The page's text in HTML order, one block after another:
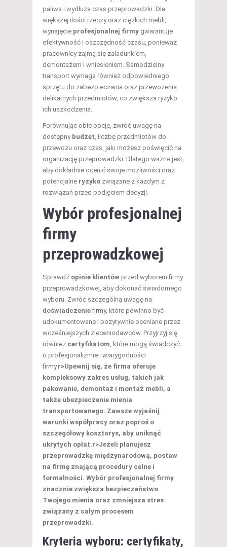
paliwa i wydłuża czas przeprowadzki. Dla
większej ilości rzeczy oraz ciężkich mebli,
wynajęcie profesjonalnej firmy gwarantuje
efektywność i oszczędność czasu, ponieważ
pracownicy zajmą się załadunkiem,
demontażem i wniesieniem. Samodzielny
transport wymaga również odpowiedniego
sprzętu do zabezpieczania oraz przewożenia
delikatnych przedmiotów, co zwiększa ryzyko
ich uszkodzenia.
Porównując obie opcje, zwróć uwagę na
dostępny budżet, liczbę przedmiotów do
przewozu oraz czas, jaki możesz poświęcić na
organizację przeprowadzki. Dlatego ważne jest,
aby dokładnie ocenić swoje możliwości oraz
potencjalne ryzyko związane z każdym z
rozwiązań przed podjęciem decyzji.
Wybór profesjonalnej
firmy
przeprowadzkowej
Sprawdź opinie klientów przed wyborem firmy
przeprowadzkowej, aby dokonać świadomego
wyboru. Zwróć szczególną uwagę na
doświadczeniefirmy, które powinno być
udokumentowane i pozytywnie oceniane przez
wcześniejszych zleceniodawców. Przyjrzyj się
również certyfikatom, które mogą świadczyć
o profesjonalizmie i wiarygodności
firmy.r>Upewnij się, że firma oferuje
kompleksowy zakres usług, takich jak
pakowanie, demontaż i montaż mebli, a
także ubezpieczenie mienia
transportowanego. Zawsze wyjaśnij
warunki współpracy oraz poproś o
szczegółowy kosztorys, aby uniknąć
ukrytych opłat.r>Jeżeli planujesz
przeprowadzkę międzynarodową, postaw
na firmę znającą procedury celne i
formalności. Wybór profesjonalnej firmy
znacznie zwiększa bezpieczeństwo
Twojego mienia oraz zmniejsza stres
związany z całym procesem
przeprowadzki.
Kryteria wyboru: certyfikaty,